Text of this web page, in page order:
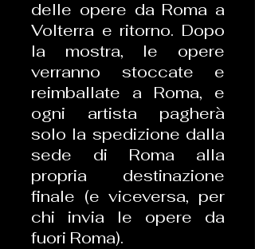
delle opere da Roma a
Volterra e ritorno. Dopo
la mostra, le opere
verranno stoccate e
reimballate a Roma, e
ogni artista pagherà
solo la spedizione dalla
sede di Roma alla
propria destinazione
finale (e viceversa, per
chi invia le opere da
fuori Roma).